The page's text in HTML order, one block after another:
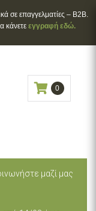
σε επαγγελματίες – B2B.
κάνετε εγγραφή εδώ.
0
μαζί μας